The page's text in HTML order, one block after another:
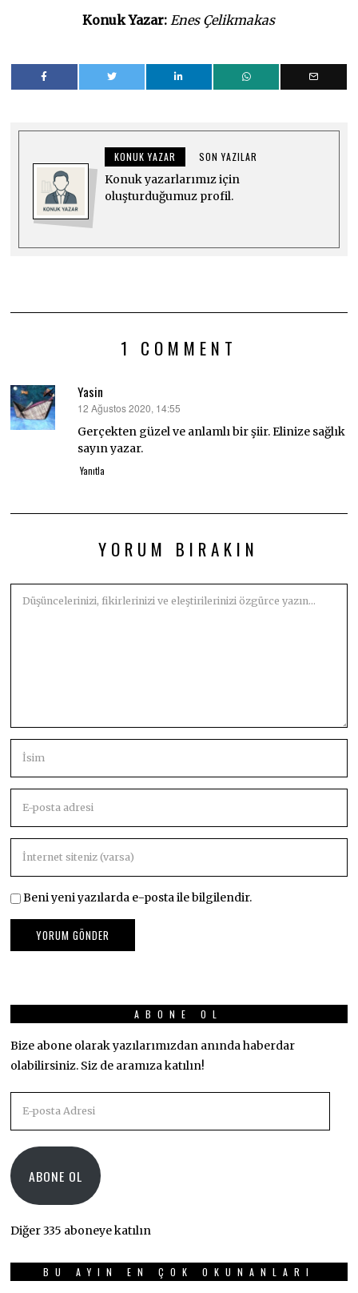
Konuk Yazar: Enes Çelikmakas
KONUK YAZAR SON YAZILAR
Konuk yazarlarımız için
oluşturduğumuz profil.
1 COMMENT
Yasin
dedi
ki:
12 Ağustos 2020, 14:55
Gerçekten güzel ve anlamlı bir şiir. Elinize sağlık
sayın yazar.
Yanıtla
YORUM BIRAKIN
Beni yeni yazılarda e-posta ile bilgilendir.
ABONE OL
Bize abone olarak yazılarımızdan anında haberdar
olabilirsiniz. Siz de aramıza katılın!
posta
ABONE OL
Diğer 335 aboneye katılın
BU AYIN EN ÇOK OKUNANLARI